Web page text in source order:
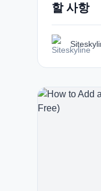
할 사항